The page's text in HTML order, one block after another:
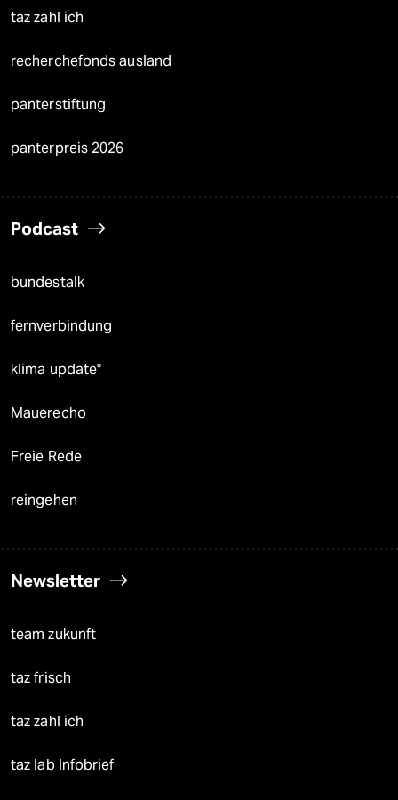
taz zahl ich
recherchefonds ausland
panterstiftung
panterpreis 2026
Podcast
bundestalk
fernverbindung
klima update°
Mauerecho
Freie Rede
reingehen
Newsletter
team zukunft
taz frisch
taz zahl ich
taz lab Infobrief